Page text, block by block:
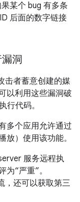
某个 bug 有多条
后面的数字链接
洞
击者蓄意创建的媒
以利用这些漏洞破
行代码。
多个应用允许通过
）使用该功能。
服务远程执
“严重”。
，还可以获取第三